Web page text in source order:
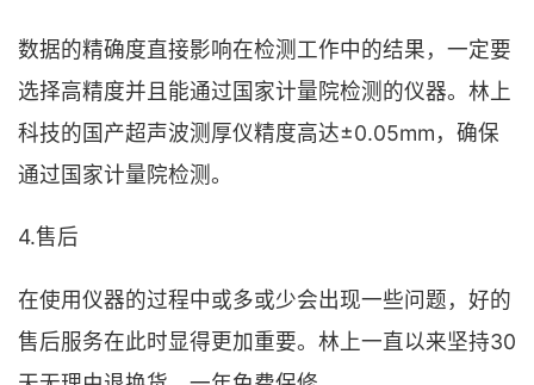
数据的精确度直接影响在检测工作中的结果，一定要
选择高精度并且能通过国家计量院检测的仪器。林上
科技的国产超声波测厚仪精度高达±0.05mm，确保
通过国家计量院检测。
4.售后
在使用仪器的过程中或多或少会出现一些问题，好的
售后服务在此时显得更加重要。林上一直以来坚持30